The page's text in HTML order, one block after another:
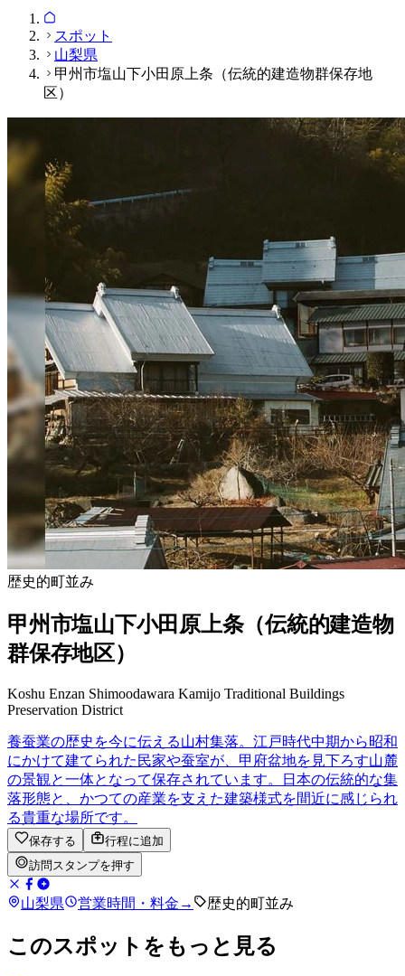
スポット
山梨県
甲州市塩山下小田原上条（伝統的建造物群保存地
区）
歴史的町並み
甲州市塩山下小田原上条（伝統的建造物
群保存地区）
Koshu Enzan Shimoodawara Kamijo Traditional Buildings
Preservation District
養蚕業の歴史を今に伝える山村集落。江戸時代中期から昭和
にかけて建てられた民家や蚕室が、甲府盆地を見下ろす山麓
の景観と一体となって保存されています。日本の伝統的な集
落形態と、かつての産業を支えた建築様式を間近に感じられ
る貴重な場所です。
保存する
行程に追加
訪問スタンプを押す
山梨県 営業時間・料金 → 歴史的町並み
このスポットをもっと見る